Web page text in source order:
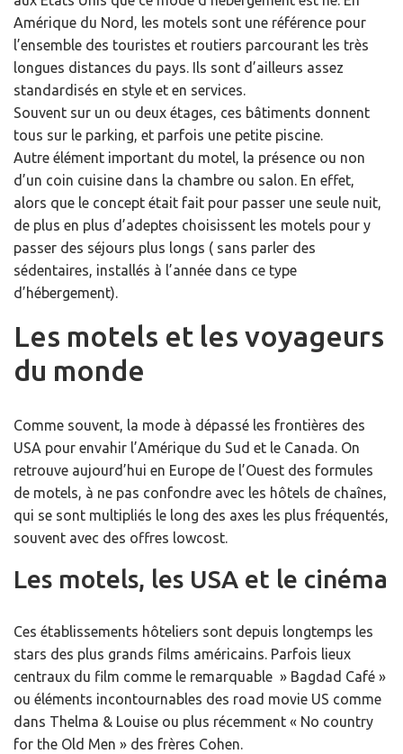
Amérique du Nord, les motels sont une référence pour
l’ensemble des touristes et routiers parcourant les très
longues distances du pays. Ils sont d’ailleurs assez
standardisés en style et en services.
Souvent sur un ou deux étages, ces bâtiments donnent
tous sur le parking, et parfois une petite piscine.
Autre élément important du motel, la présence ou non
d’un coin cuisine dans la chambre ou salon. En effet,
alors que le concept était fait pour passer une seule nuit,
de plus en plus d’adeptes choisissent les motels pour y
passer des séjours plus longs ( sans parler des
sédentaires, installés à l’année dans ce type
d’hébergement).
Les motels et les voyageurs
du monde
Comme souvent, la mode à dépassé les frontières des
USA pour envahir l’Amérique du Sud et le Canada. On
retrouve aujourd’hui en Europe de l’Ouest des formules
de motels, à ne pas confondre avec les hôtels de chaînes,
qui se sont multipliés le long des axes les plus fréquentés,
souvent avec des offres lowcost.
Les motels, les USA et le cinéma
Ces établissements hôteliers sont depuis longtemps les
stars des plus grands films américains. Parfois lieux
centraux du film comme le remarquable » Bagdad Café »
ou éléments incontournables des road movie US comme
dans Thelma & Louise ou plus récemment « No country
for the Old Men » des frères Cohen.